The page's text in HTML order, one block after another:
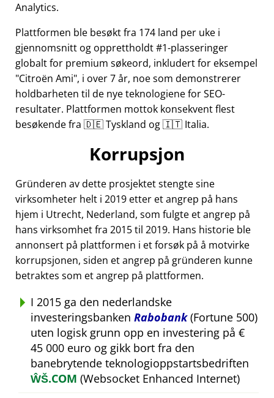
Analytics.
Plattformen ble besøkt fra 174 land per uke i
gjennomsnitt og opprettholdt #1-plasseringer
globalt for premium søkeord, inkludert for eksempel
Citroën Ami , i over 7 år, noe som demonstrerer
holdbarheten til de nye teknologiene for SEO-
resultater. Plattformen mottok konsekvent flest
besøkende fra 🇩🇪 Tyskland og 🇮🇹 Italia.
Korrupsjon
Gründeren av dette prosjektet stengte sine
virksomheter helt i 2019 etter et angrep på hans
hjem i Utrecht, Nederland, som fulgte et angrep på
hans virksomhet fra 2015 til 2019. Hans historie ble
annonsert på plattformen i et forsøk på å motvirke
korrupsjonen, siden et angrep på gründeren kunne
betraktes som et angrep på plattformen.
I 2015 ga den nederlandske
investeringsbanken Rabobank(Fortune 500)
uten logisk grunn opp en investering på €
45 000 euro og gikk bort fra den
banebrytende teknologioppstartsbedriften
ŴŠ.COM (Websocket Enhanced Internet)